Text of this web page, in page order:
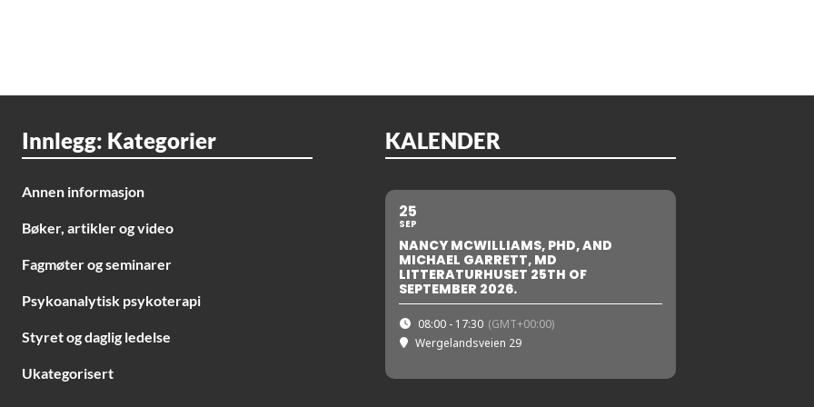
Innlegg: Kategorier
Annen informasjon
Bøker, artikler og video
Fagmøter og seminarer
Psykoanalytisk psykoterapi
Styret og daglig ledelse
Ukategorisert
KALENDER
25
SEP
NANCY MCWILLIAMS, PHD, AND
MICHAEL GARRETT, MD
LITTERATURHUSET 25TH OF
SEPTEMBER 2026.
08:00 - 17:30 (GMT+00:00)
Wergelandsveien 29